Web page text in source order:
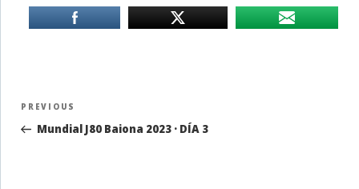
Navegación
entradas
Previous
Post
PREVIOUS
Mundial J80 Baiona 2023 · DÍA 3